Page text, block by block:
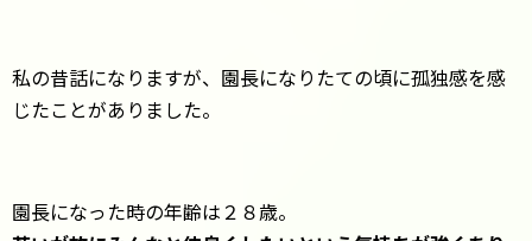
私の昔話になりますが、園長になりたての頃に孤独感を感
じたことがありました。
園長になった時の年齢は２８歳。